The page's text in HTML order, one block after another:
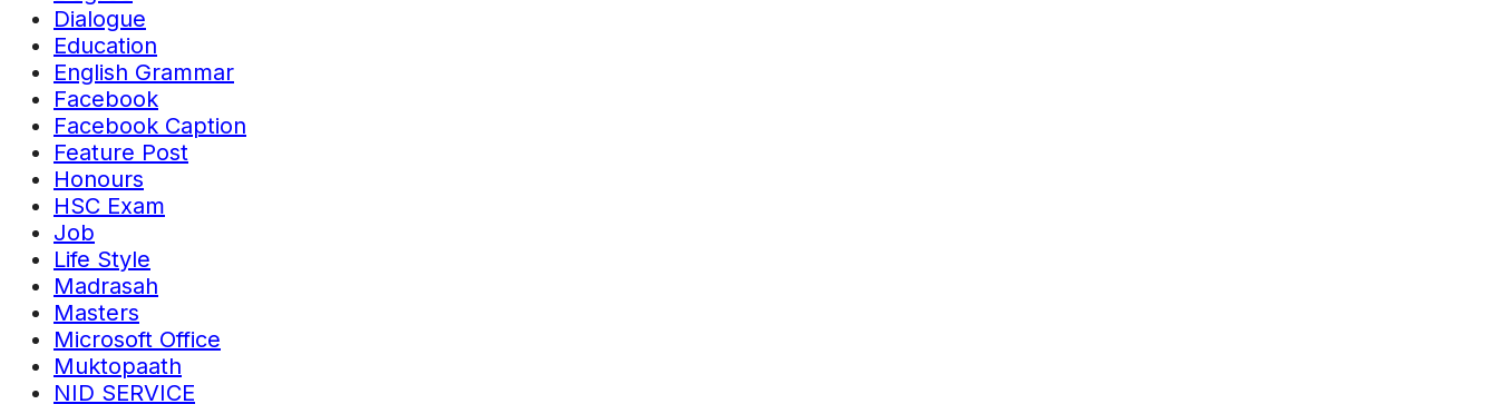
Dialogue
Education
English Grammar
Facebook
Facebook Caption
Feature Post
Honours
HSC Exam
Job
Life Style
Madrasah
Masters
Microsoft Office
Muktopaath
NID SERVICE